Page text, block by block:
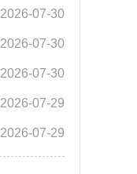
2026-07-30
2026-07-30
2026-07-30
2026-07-29
2026-07-29